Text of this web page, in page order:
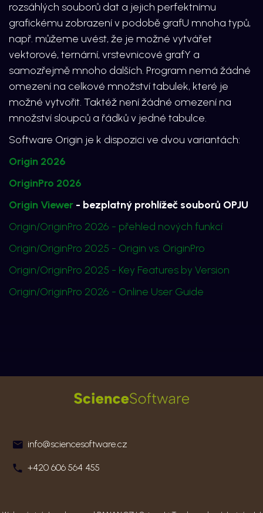
rozsáhlých souborů dat a jejich perfektnímu
grafickému zobrazení v podobě grafU mnoha typů,
např. můžeme uvést, že je možné vytvářet
vektorové, ternární, vrstevnicové grafY a
samozřejmě mnoho dalších. Program nemá žádné
omezení na celkové množství tabulek, které je
možné vytvořit. Taktéž není žádné omezení na
množství sloupců a řádků v jedné tabulce.
Software Origin je k dispozici ve dvou variantách:
Origin 2026
OriginPro 2026
Origin Viewer - bezplatný prohlížeč souborů OPJU
Origin/OriginPro 2026 - přehled nových funkcí
Origin/OriginPro 2025 - Origin vs. OriginPro
Origin/OriginPro 2025 - Key Features by Version
Origin/OriginPro 2026 - Online User Guide
info@sciencesoftware.cz
+420 606 564 455